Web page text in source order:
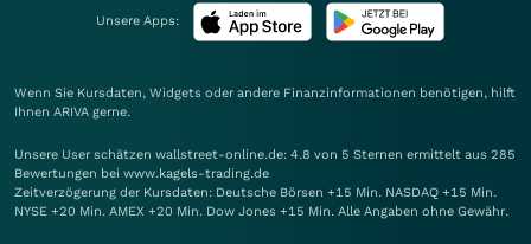
Unsere Apps:
Wenn Sie Kursdaten, Widgets oder andere Finanzinformationen benötigen, hilft
Ihnen ARIVA gerne.
Unsere User schätzen wallstreet-online.de: 4.8 von 5 Sternen ermittelt aus 285
Bewertungen bei www.kagels-trading.de
Zeitverzögerung der Kursdaten: Deutsche Börsen +15 Min. NASDAQ +15 Min.
NYSE +20 Min. AMEX +20 Min. Dow Jones +15 Min. Alle Angaben ohne Gewähr.